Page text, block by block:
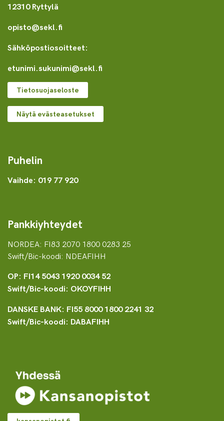
12310 Ryttylä
opisto@sekl.fi
Sähköpostiosoitteet:
etunimi.sukunimi@sekl.fi
Tietosuojaseloste
Näytä evästeasetukset
Puhelin
Vaihde: 019 77 920
Pankkiyhteydet
NORDEA: FI83 2070 1800 0283 25
Swift/Bic-koodi: NDEAFIHH
OP: FI14 5043 1920 0034 52
Swift/Bic-koodi: OKOYFIHH
DANSKE BANK: FI55 8000 1800 2241 32
Swift/Bic-koodi: DABAFIHH